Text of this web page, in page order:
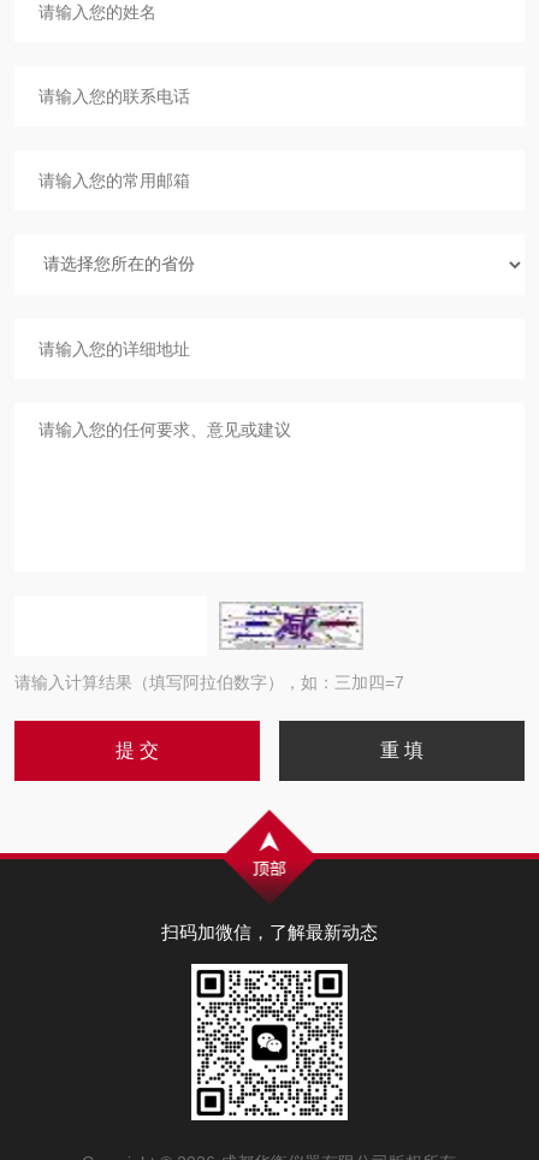
请输入计算结果（填写阿拉伯数字），如：三加四=7
扫码加微信，了解最新动态